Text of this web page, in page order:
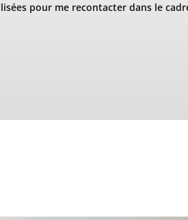
pour me recontacter dans le